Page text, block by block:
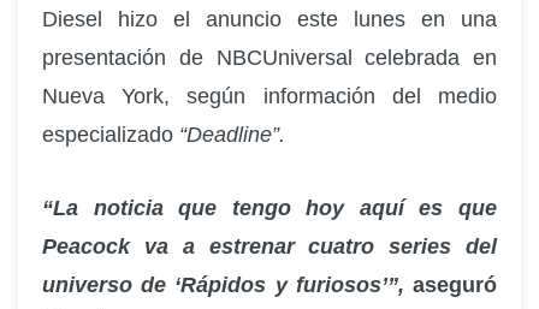
Diesel hizo el anuncio este lunes en una
presentación de NBCUniversal celebrada en
Nueva York, según información del medio
especializado “Deadline”.
“La noticia que tengo hoy aquí es que
Peacock va a estrenar cuatro series del
universo de ‘Rápidos y furiosos’”, aseguró